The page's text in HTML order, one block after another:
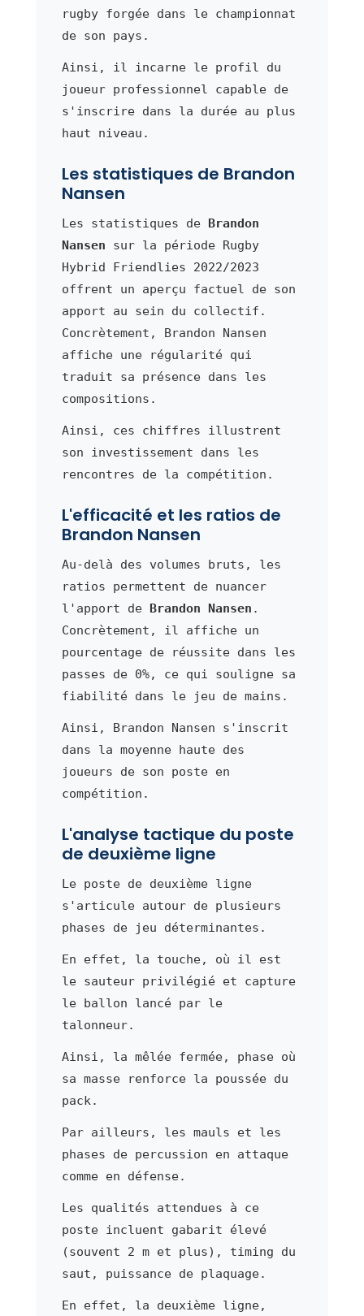
rugby forgée dans le championnat
de son pays.
Ainsi, il incarne le profil du
joueur professionnel capable de
s'inscrire dans la durée au plus
haut niveau.
Les statistiques de Brandon
Nansen
Les statistiques de Brandon
Nansen sur la période Rugby
Hybrid Friendlies 2022/2023
offrent un aperçu factuel de son
apport au sein du collectif.
Concrètement, Brandon Nansen
affiche une régularité qui
traduit sa présence dans les
compositions.
Ainsi, ces chiffres illustrent
son investissement dans les
rencontres de la compétition.
L'efficacité et les ratios de
Brandon Nansen
Au-delà des volumes bruts, les
ratios permettent de nuancer
l'apport de Brandon Nansen .
Concrètement, il affiche un
pourcentage de réussite dans les
passes de 0%, ce qui souligne sa
fiabilité dans le jeu de mains.
Ainsi, Brandon Nansen s'inscrit
dans la moyenne haute des
joueurs de son poste en
compétition.
L'analyse tactique du poste
de deuxième ligne
Le poste de deuxième ligne
s'articule autour de plusieurs
phases de jeu déterminantes.
En effet, la touche, où il est
le sauteur privilégié et capture
le ballon lancé par le
talonneur.
Ainsi, la mêlée fermée, phase où
sa masse renforce la poussée du
pack.
Par ailleurs, les mauls et les
phases de percussion en attaque
comme en défense.
Les qualités attendues à ce
poste incluent gabarit élevé
(souvent 2 m et plus), timing du
saut, puissance de plaquage.
En effet, la deuxième ligne,